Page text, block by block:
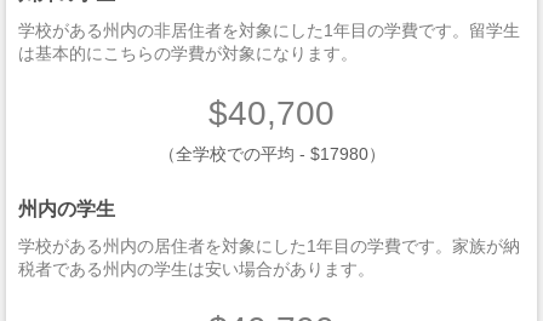
学校がある州内の非居住者を対象にした1年目の学費です。留学生
は基本的にこちらの学費が対象になります。
$40,700
（全学校での平均 - $17980）
州内の学生
学校がある州内の居住者を対象にした1年目の学費です。家族が納
税者である州内の学生は安い場合があります。